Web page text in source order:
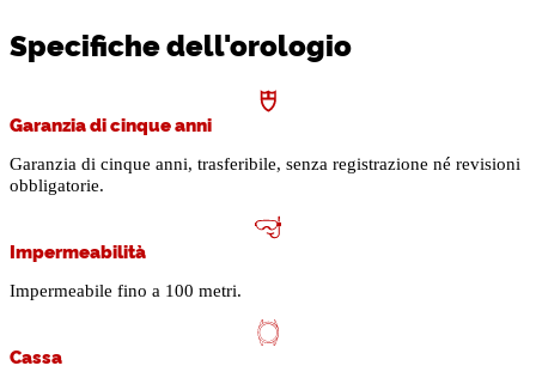
Specifiche dell'orologio
Garanzia di cinque anni
Garanzia di cinque anni, trasferibile, senza registrazione né revisioni
obbligatorie.
Impermeabilità
Impermeabile fino a 100 metri.
Cassa